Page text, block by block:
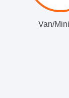
Van/